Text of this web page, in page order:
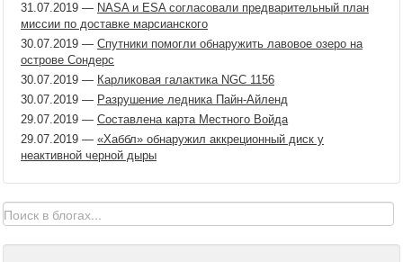
31.07.2019 — NASA и ESA согласовали предварительный план
миссии по доставке марсианского
30.07.2019 — Спутники помогли обнаружить лавовое озеро на
острове Сондерс
30.07.2019 — Карликовая галактика NGC 1156
30.07.2019 — Разрушение ледника Пайн-Айленд
29.07.2019 — Составлена карта Местного Войда
29.07.2019 — «Хаббл» обнаружил аккреционный диск у
неактивной черной дыры